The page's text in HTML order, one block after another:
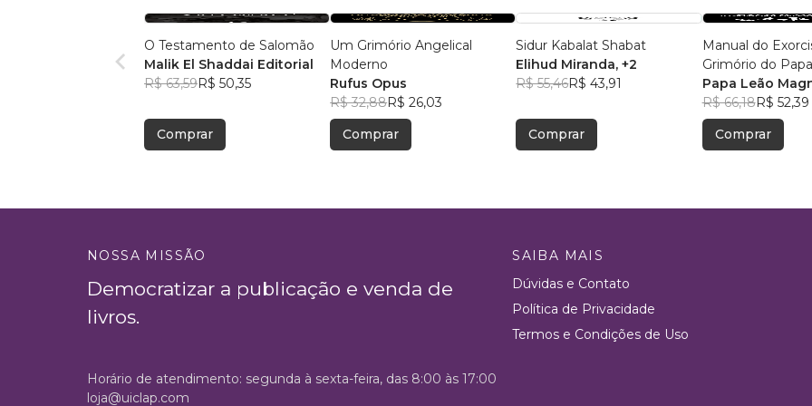
O Testamento de Salomão
Malik El Shaddai Editorial
R$ 63,59R$ 50,35
Comprar
Um Grimório Angelical
Moderno
Rufus Opus
R$ 32,88R$ 26,03
Comprar
Sidur Kabalat Shabat
Elihud Miranda, +2
R$ 55,46R$ 43,91
Comprar
Manual do
Grimório do
Papa Leão
R$ 66,18R$ 52,39
Comprar
NOSSA MISSÃO
Democratizar a publicação e venda de
livros.
SAIBA MAIS
Dúvidas e Contato
Política de Privacidade
Termos e Condições de Uso
Horário de atendimento: segunda à sexta-feira, das 8:00 às 17:00
loja@uiclap.com